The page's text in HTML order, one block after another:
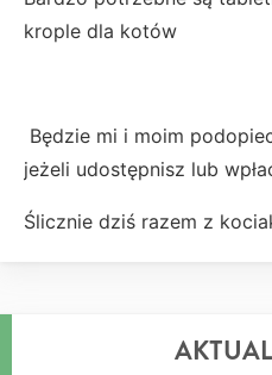
krople dla kotów
Będzie mi i moim
jeżeli udostępnisz lub
Ślicznie dziś razem z